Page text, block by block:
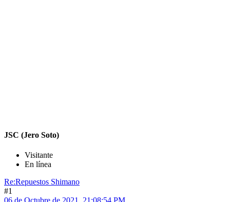
JSC (Jero Soto)
Visitante
En línea
Re:Repuestos Shimano
#1